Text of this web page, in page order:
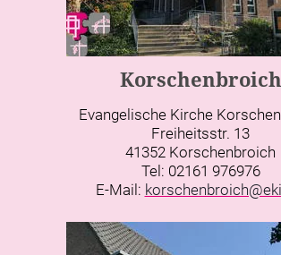
Korschenbroich
Evangelische Kirche
Freiheitsstr. 13
41352 Korschenbroich
Tel: 02161 976976
E-Mail: